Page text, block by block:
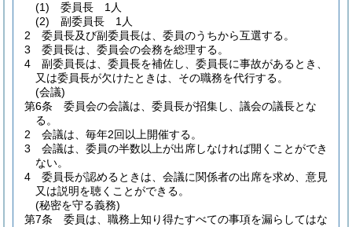
(1)
委員長 1人
(2)
副委員長 1人
2
委員長及び副委員長は、委員のうちから互選する。
3
委員長は、委員会の会務を総理する。
4
副委員長は、委員長を補佐し、委員長に事故があるとき、
又は委員長が欠けたときは、その職務を代行する。
(会議)
第6条
委員会の会議は、委員長が招集し、議会の議長とな
る。
2
会議は、毎年2回以上開催する。
3
会議は、委員の半数以上が出席しなければ開くことができ
ない。
4
委員長が認めるときは、会議に関係者の出席を求め、意見
又は説明を聴くことができる。
(秘密を守る義務)
第7条
委員は、職務上知り得たすべての事項を漏らしてはな